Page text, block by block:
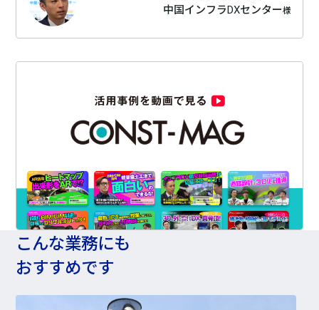
中国インフラDXセンター様
こんな業務にも
おすすめです